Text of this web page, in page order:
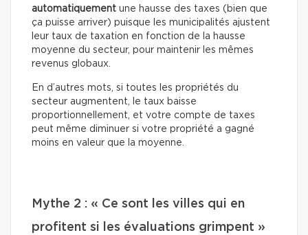
automatiquement une hausse des taxes (bien que
ça puisse arriver) puisque les municipalités ajustent
leur taux de taxation en fonction de la hausse
moyenne du secteur, pour maintenir les mêmes
revenus globaux.
En d’autres mots, si toutes les propriétés du
secteur augmentent, le taux baisse
proportionnellement, et votre compte de taxes
peut même diminuer si votre propriété a gagné
moins en valeur que la moyenne.
Mythe 2 : « Ce sont les villes qui en
profitent si les évaluations grimpent »